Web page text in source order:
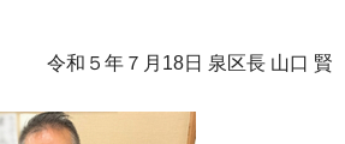
令和５年７月18日 泉区長 山口 賢